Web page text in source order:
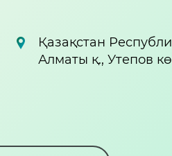
Қазақстан
Алматы қ., Утепов